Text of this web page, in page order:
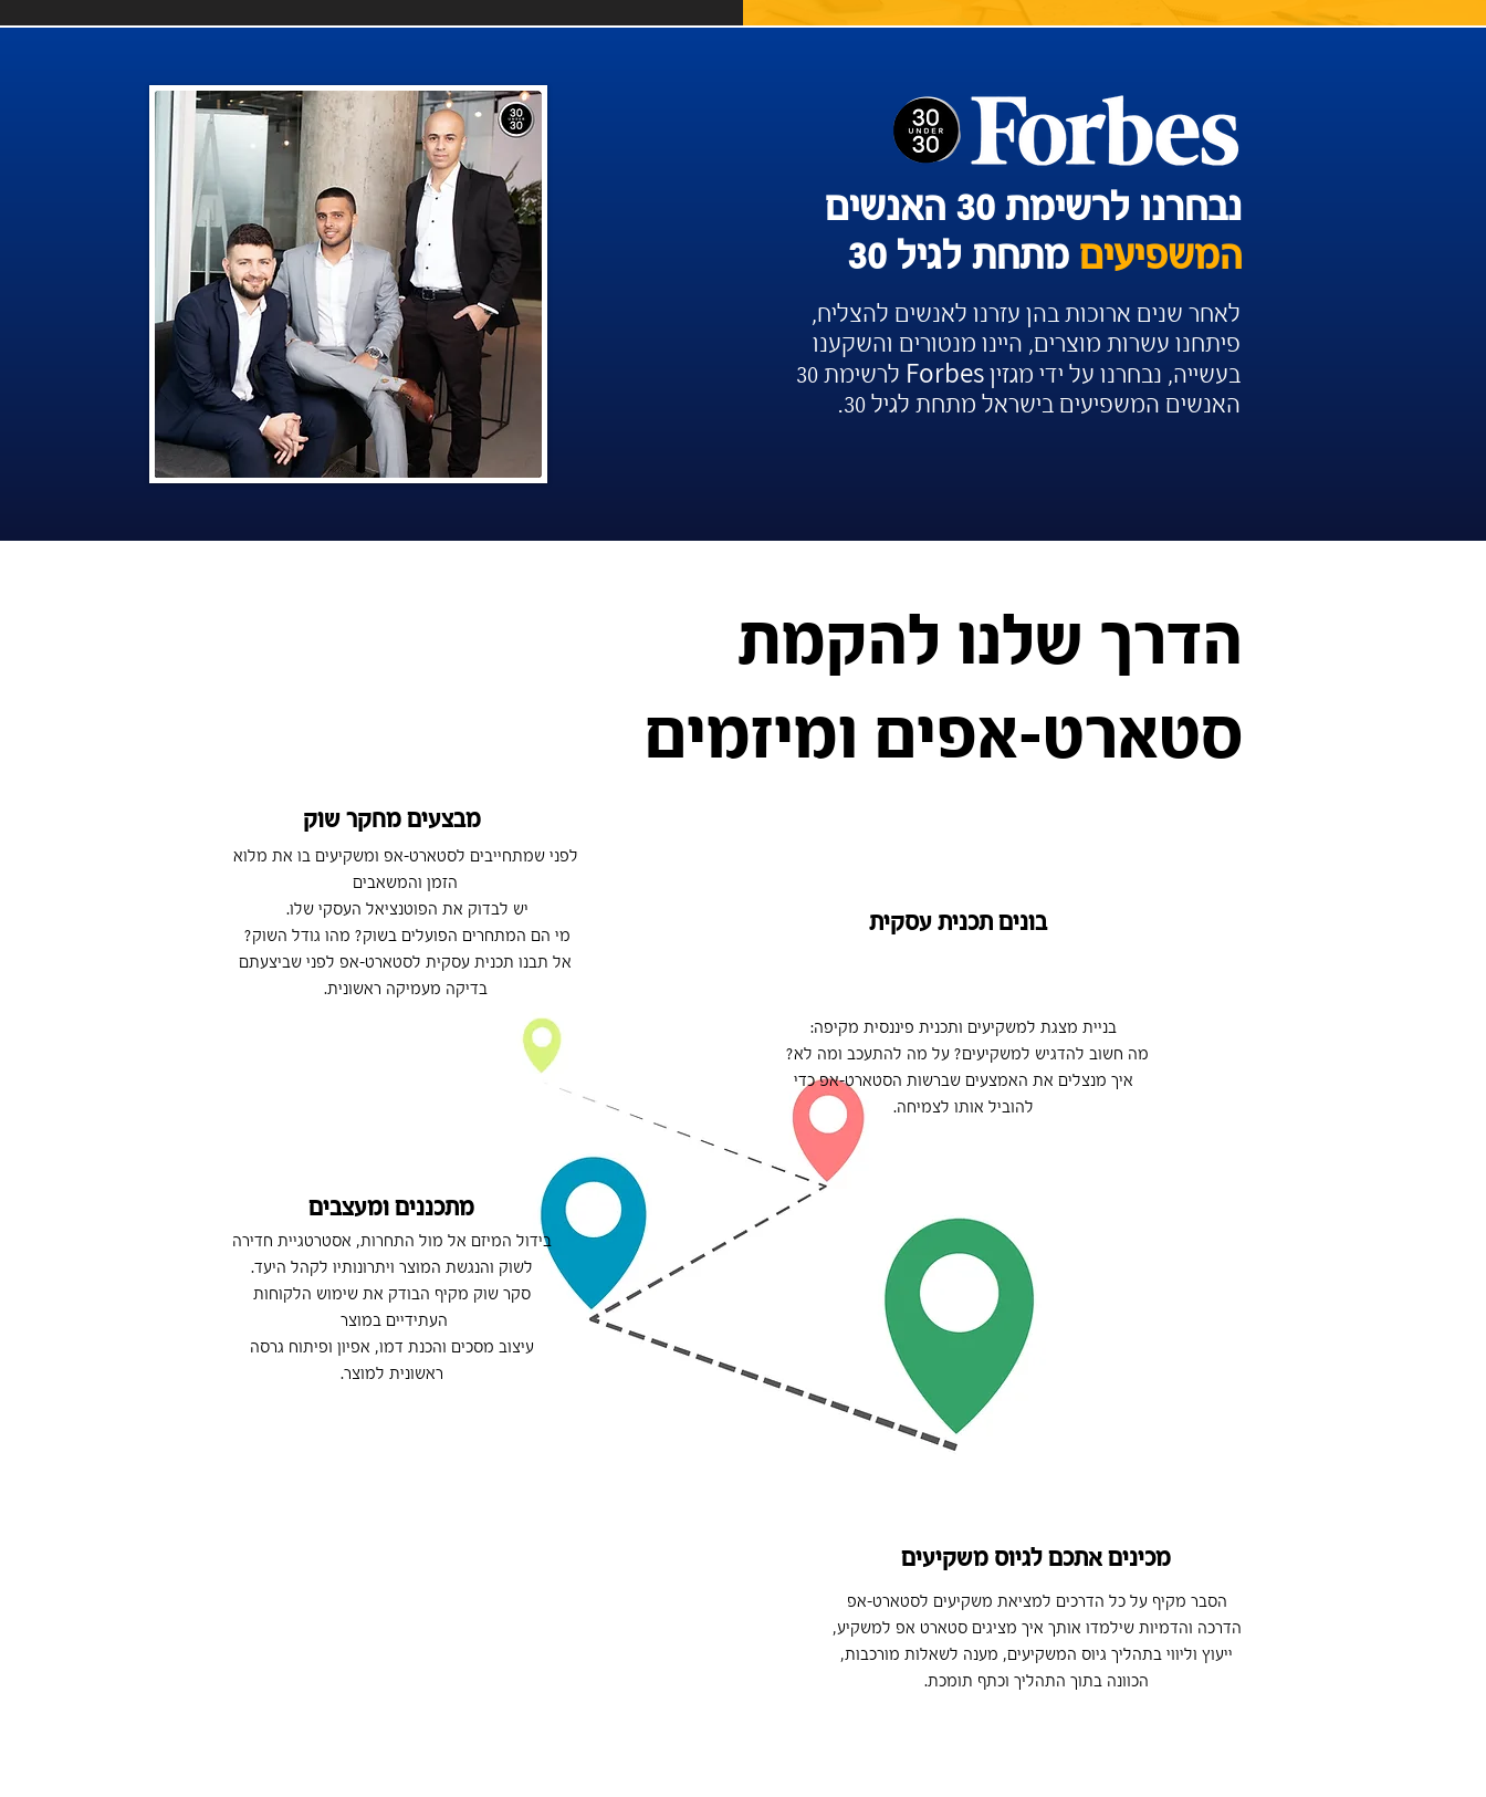
נבחרנו לרשימת 30 האנשים
המשפיעים מתחת לגיל 30
לאחר שנים ארוכות בהן עזרנו לאנשים להצליח,
פיתחנו עשרות מוצרים, היינו מנטורים והשקענו
בעשייה, נבחרנו על ידי מגזין Forbes
לרשימת 30
האנשים המשפיעים בישראל מתחת לגיל 30.
הדרך שלנו להקמת
סטארט-אפים ומיזמים
מבצעים מחקר שוק
לפני שמתחייבים לסטארט-אפ ומשקיעים בו את מלוא
הזמן והמשאבים
יש לבדוק את הפוטנציאל העסקי שלו.
מי הם המתחרים הפועלים בשוק? מהו גודל השוק?
אל תבנו תכנית עסקית לסטארט-אפ לפני שביצעתם
בדיקה מעמיקה ראשונית.
בונים תכנית עסקית
בניית מצגת למשקיעים ותכנית פיננסית מקיפה:
מה חשוב להדגיש למשקיעים? על מה להתעכב ומה לא?
איך מנצלים את האמצעים שברשות הסטארט-אפ כדי
להוביל אותו לצמיחה.
מתכננים ומעצבים
בידול המיזם אל מול התחרות, אסטרטגיית חדירה
לשוק והנגשת המוצר ויתרונותיו לקהל היעד.
סקר שוק מקיף הבודק את שימוש הלקוחות
העתידיים במוצר
עיצוב מסכים והכנת דמו, אפיון ופיתוח גרסה
ראשונית למוצר.
מכינים אתכם לגיוס משקיעים
הסבר מקיף על כל הדרכים למציאת משקיעים לסטארט-אפ
הדרכה והדמיות שילמדו אותך איך מציגים סטארט אפ למשקיע,
ייעוץ וליווי בתהליך גיוס המשקיעים, מענה לשאלות מורכבות,
הכוונה בתוך התהליך וכתף תומכת.